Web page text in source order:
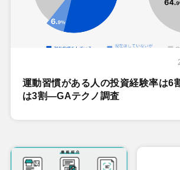
運動習慣がある人の投資経験率は6
は3割―GAテクノ調査